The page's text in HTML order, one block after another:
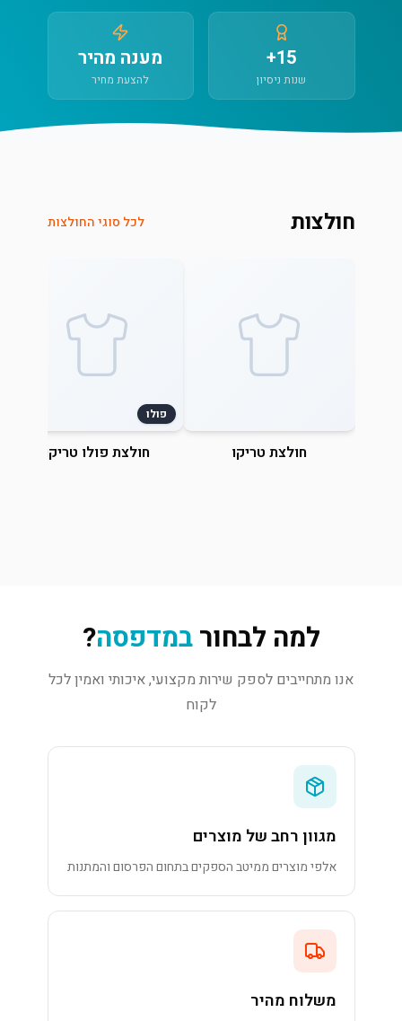
15+
שנות ניסיון
מענה מהיר
להצעת מחיר
חולצות לכל סוגי החולצות
חולצת טריקו
פולו
חולצת פולו טריקו
למה לבחורבמדפסה?
אנו מתחייבים לספק שירות מקצועי, איכותי ואמין לכל
לקוח
מגוון רחב של מוצרים
אלפי מוצרים ממיטב הספקים בתחום הפרסום והמתנות
משלוח מהיר